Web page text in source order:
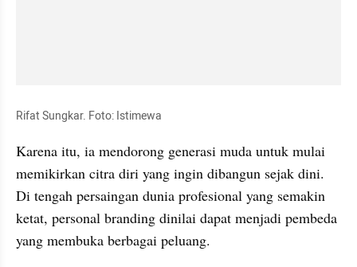
Rifat Sungkar. Foto: Istimewa
Karena itu, ia mendorong generasi muda untuk mulai
memikirkan citra diri yang ingin dibangun sejak dini.
Di tengah persaingan dunia profesional yang semakin
ketat, personal branding dinilai dapat menjadi pembeda
yang membuka berbagai peluang.